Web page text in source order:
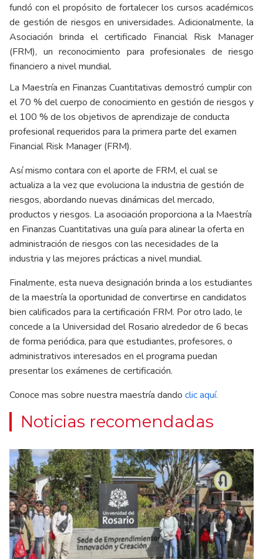
fundó con el propósito de fortalecer los cursos académicos
de gestión de riesgos en universidades. Adicionalmente, la
Asociación brinda el certificado Financial Risk Manager
(FRM), un reconocimiento para profesionales de riesgo
financiero a nivel mundial.
La Maestría en Finanzas Cuantitativas demostró cumplir con
el 70 % del cuerpo de conocimiento en gestión de riesgos y
el 100 % de los objetivos de aprendizaje de conducta
profesional requeridos para la primera parte del examen
Financial Risk Manager (FRM).
Así mismo contara con el aporte de FRM, el cual se
actualiza a la vez que evoluciona la industria de gestión de
riesgos, abordando nuevas dinámicas del mercado,
productos y riesgos. La asociación proporciona a la Maestría
en Finanzas Cuantitativas una guía para alinear la oferta en
administración de riesgos con las necesidades de la
industria y las mejores prácticas a nivel mundial.
Finalmente, esta nueva designación brinda a los estudiantes
de la maestría la oportunidad de convertirse en candidatos
bien calificados para la certificación FRM. Por otro lado, le
concede a la Universidad del Rosario alrededor de 6 becas
de forma periódica, para que estudiantes, profesores, o
administrativos interesados en el programa puedan
presentar los exámenes de certificación.
Conoce mas sobre nuestra maestría dando clic aquí.
Noticias recomendadas